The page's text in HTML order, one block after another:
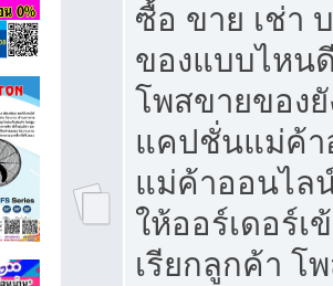
ซื้อ ขาย เช่า
ของแบบไหน
โพสขายของยั
แคปชั่นแม่ค้
แม่ค้าออนไล
ให้ออร์เดอร์เ
เรียกลูกค้า โ